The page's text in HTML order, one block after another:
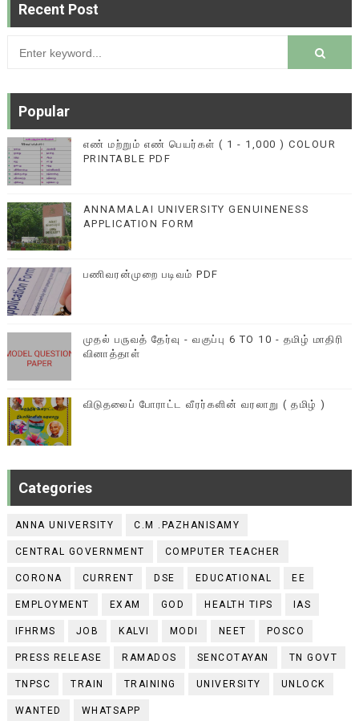
Recent Post
Popular
எண் மற்றும் எண் பெயர்கள் ( 1 - 1,000 ) COLOUR
PRINTABLE PDF
ANNAMALAI UNIVERSITY GENUINENESS
APPLICATION FORM
பணிவரன்முறை படிவம் PDF
முதல் பருவத் தேர்வு - வகுப்பு 6 TO 10 - தமிழ் மாதிரி
வினாத்தாள்
விடுதலைப் போராட்ட வீரர்களின் வரலாறு ( தமிழ் )
Categories
ANNA UNIVERSITY C.M .PAZHANISAMY
CENTRAL GOVERNMENT COMPUTER TEACHER
CORONA CURRENT DSE EDUCATIONAL EE
EMPLOYMENT EXAM GOD HEALTH TIPS IAS
IFHRMS JOB KALVI MODI NEET POSCO
PRESS RELEASE RAMADOS SENCOTAYAN TN GOVT
TNPSC TRAIN TRAINING UNIVERSITY UNLOCK
WANTED WHATSAPP